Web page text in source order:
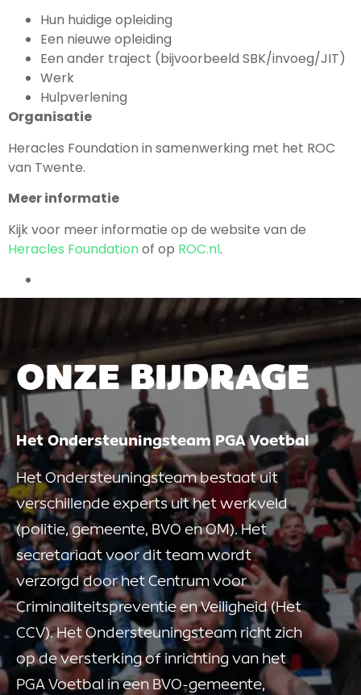
Hun huidige opleiding
Een nieuwe opleiding
Een ander traject (bijvoorbeeld SBK/invoeg/JIT)
Werk
Hulpverlening
Organisatie
Heracles Foundation in samenwerking met het ROC
van Twente.
Meer informatie
Kijk voor meer informatie op de website van de
Heracles Foundationof op ROC.nl.
ONZE BIJDRAGE
Het Ondersteuningsteam PGA Voetbal
Het Ondersteuningsteam bestaat uit
verschillende experts uit het werkveld
(politie, gemeente, BVO en OM). Het
secretariaat voor dit team wordt
verzorgd door het Centrum voor
Criminaliteitspreventie en Veiligheid (Het
CCV). Het Ondersteuningsteam richt zich
op de versterking of inrichting van het
PGA Voetbal in een BVO-gemeente,